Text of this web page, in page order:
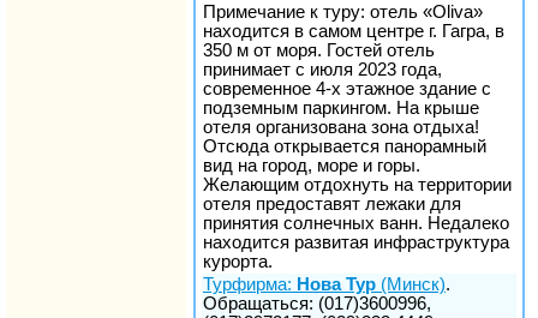
Примечание к туру: отель «Oliva»
находится в самом центре г. Гагра, в
350 м от моря. Гостей отель
принимает с июля 2023 года,
современное 4-х этажное здание с
подземным паркингом. На крыше
отеля организована зона отдыха!
Отсюда открывается панорамный
вид на город, море и горы.
Желающим отдохнуть на территории
отеля предоставят лежаки для
принятия солнечных ванн. Недалеко
находится развитая инфраструктура
курорта.
Турфирма: Нова Тур (Минск).
Обращаться: (017)3600996,